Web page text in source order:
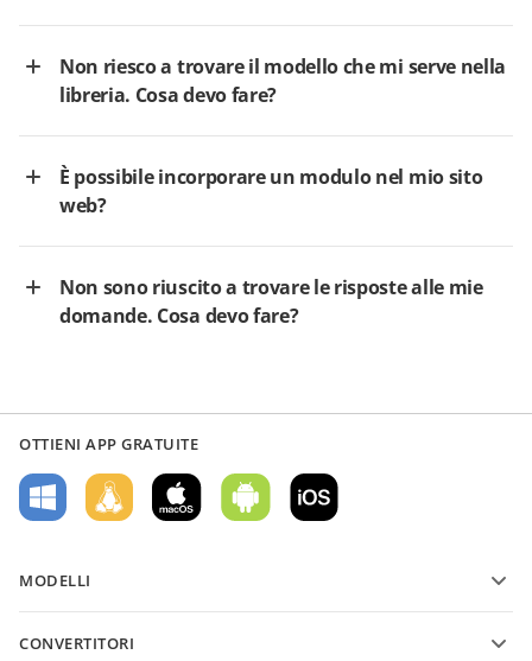
Non riesco a trovare il modello che mi serve nella
libreria. Cosa devo fare?
È possibile incorporare un modulo nel mio sito
web?
Non sono riuscito a trovare le risposte alle mie
domande. Cosa devo fare?
OTTIENI APP GRATUITE
MODELLI
Modelli di documenti di testo
CONVERTITORI